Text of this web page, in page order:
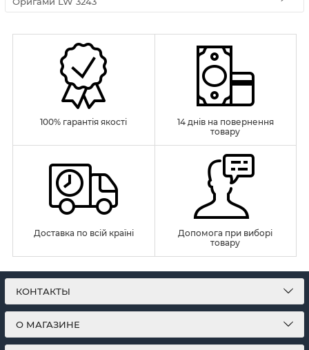
100% гарантія якості
14 днів на повернення
товару
Доставка по всій країні
Допомога при виборі
товару
КОНТАКТЫ
О МАГАЗИНЕ